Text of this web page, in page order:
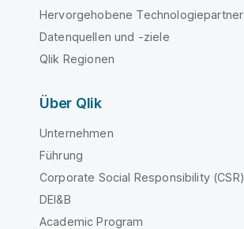
Hervorgehobene Technologiepartner
Datenquellen und -ziele
Qlik Regionen
Über Qlik
Unternehmen
Führung
Corporate Social Responsibility (CSR)
DEI&B
Academic Program